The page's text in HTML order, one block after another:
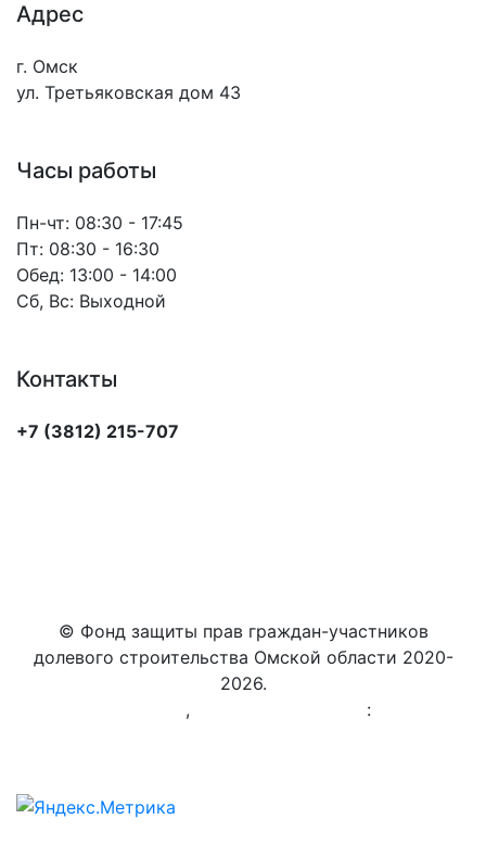
Адрес
г. Омск
ул. Третьяковская дом 43
Часы работы
Пн-чт: 08:30 - 17:45
Пт: 08:30 - 16:30
Обед: 13:00 - 14:00
Сб, Вс: Выходной
Контакты
+7 (3812) 215-707
© Фонд защиты прав граждан-участников
долевого строительства Омской области 2020-
2026.
, :